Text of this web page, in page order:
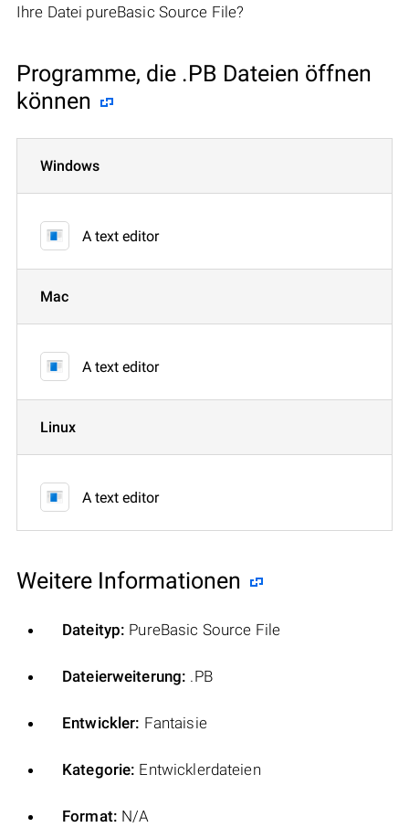
Ihre Datei pureBasic Source File?
Programme, die .PB Dateien öffnen
können
Windows
A text editor
Mac
A text editor
Linux
A text editor
Weitere Informationen
Dateityp: PureBasic Source File
Dateierweiterung: .PB
Entwickler: Fantaisie
Kategorie: Entwicklerdateien
Format: N/A